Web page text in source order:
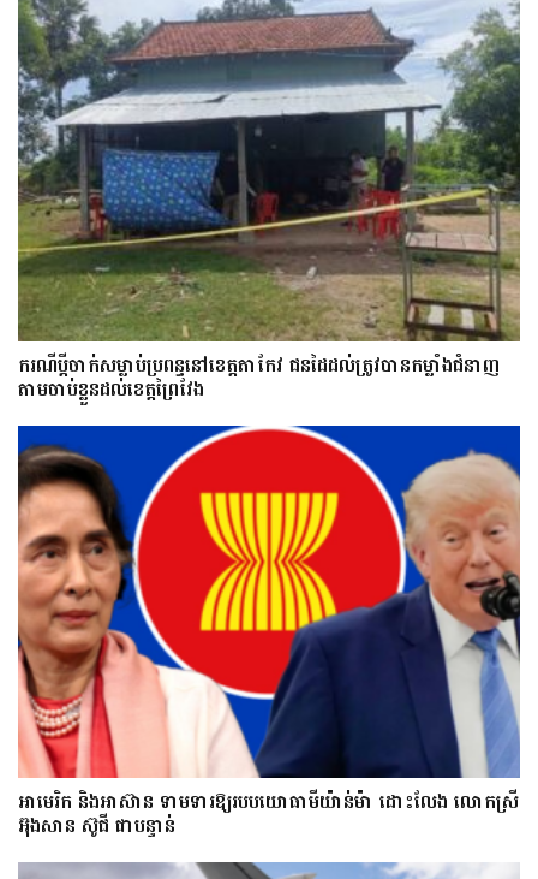
ករណីប្ដីចាក់សម្លាប់ប្រពន្ធនៅខេត្តតាកែវ ជនដៃដល់ត្រូវបានកម្លាំងជំនាញ
តាមចាប់ខ្លួនដល់ខេត្តព្រៃវែង
អាមេរិក និងអាស៊ាន ទាមទារឱ្យ​របបយោធាមីយ៉ាន់ម៉ា​ ដោះ​លែង​ លោកស្រី
អ៊ុងសាន ស៊ូជី ជា​បន្ទាន់